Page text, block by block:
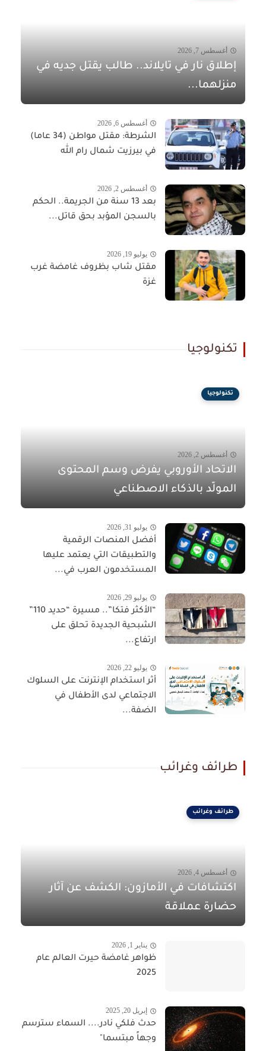
أغسطس 7, 2026
إطلاق نار في تايلاند.. طالب يقتل جديه في
منزلهما...
أغسطس 6, 2026
الشرطة: مقتل مواطن (34 عاما)
في بيرزيت شمال رام الله
أغسطس 2, 2026
بعد 13 سنة من الجريمة.. الحكم
بالسجن المؤبد بحق قاتل...
يوليو 19, 2026
مقتل شاب بظروف غامضة غرب
غزة
تكنولوجيا
تكنولوجيا
أغسطس 2, 2026
الاتحاد الأوروبي يفرض وسم المحتوى
المولّد بالذكاء الاصطناعي
يوليو 31, 2026
أفضل المنصات الرقمية
والتطبيقات التي يعتمد عليها
المستخدمون العرب في...
يوليو 29, 2026
“الأكثر فتكا”.. مسيرة “حديد 110”
الشبحية الجديدة تحلق على
ارتفاع...
يوليو 22, 2026
أثر استخدام الإنترنت على السلوك
الاجتماعي لدى الأطفال في
الضفة...
طرائف وغرائب
طرائف وغرائب
أغسطس 4, 2026
اكتشافات في الأمازون: الكشف عن آثار
حضارة عملاقة
يناير 1, 2026
ظواهر غامضة حيرت العالم عام
2025
إبريل 20, 2025
حدث فلكي نادر.... السماء سترسم
وجهاً مبتسما"​​​​​